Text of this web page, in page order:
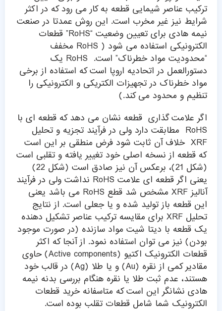
ترکیب عناصر شیمایی قطعه به کار می رود که در اکثر
شرایط نیز غیر مخرب است. این روش عمدتا در صنعت
نیمه هادی برای تعیین وضعیت “RoHS” قطعات
الکترونیکی استفاده می شود ( RoHS مخفف
“محدودیت مواد خطرناک” است. RoHS یک
دستورالعمل در اتحادیه اروپا است که استفاده از برخی
مواد خطرناک در تجهیزات الکتریکی و الکترونیکی را
تنظیم و محدود می کند.)
اگر علامت گذاری قطعه نشان می دهد که قطعه ای با
RoHS مطابقت دارد ولی در فرآیند تجزیه و تحلیل
XRF خلاف آن ثابت شود فرض منطقی بر این است
که قطعه از نسخه اصلی خود تغییر یافته و تقلبی است
(شکل 21)، برعکس آن نیز صادق است (شکل 22)
یعنی اگر قطعه ای علامت RoHS نداشت ولی در فرآیند
آنالیز XRF مشخص شد قطع RoHS می باشد یعنی
این قطعه باز تولید شده و یا جعلی است. از نتایج
تحلیل XRF برای مقایسه ترکیب عناصر تشکیل دهنده
یک قطعه با دیتا شیت مواد سازنده (در صورت موجود
بودن) نیز می توان استفاده نمود. از آنجا که اکثر
قطعات الکترونیک اکتیو (Active components) حاوی
مقادیر کمی از نقره (Au) و یا طلا (Ag) در قالب خود
هستند، عدم ثبت طلا یا نقره هنگام بررسی بدنه نیمه
هادی نشانگر این است که متاسفانه خرید قطعات
الکترونیک شما شامل قطعات تقلب بوده است.